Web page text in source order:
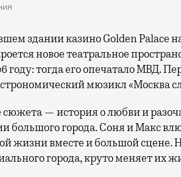
новое театральное
году: тогда его опечатало МВД.
мюзикл «Москва
сюжета — история о любви и
большого города. Соня и Макс
жизни вместе и большой сцене.
города, круто меняет их